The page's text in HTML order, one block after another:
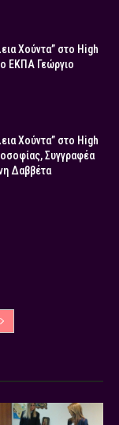
Χούντα” στο High
ΕΚΠΑ Γεώργιο
Χούντα” στο High
Συγγραφέα
Δαββέτα